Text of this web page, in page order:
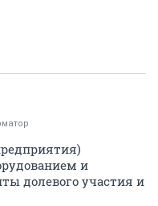
и
долевого участия и